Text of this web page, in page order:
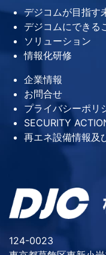
デジコムが目指す
デジコムにできる
ソリューション
情報化研修
企業情報
お問合せ
プライバシーポリ
SECURITY
再エネ設備情報及
124-0023